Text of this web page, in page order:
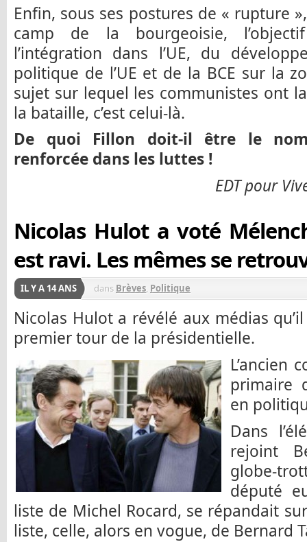
Enfin, sous ses postures de « rupture
camp de la bourgeoisie,
l’intégration dans l’UE, du
politique de l’UE et de la BCE sur la
sujet sur lequel les communistes ont
la bataille, c’est celui-là.
De quoi Fillon doit-il être le
renforcée dans les luttes !
EDT pour
Nicolas Hulot a voté
est ravi. Les mêmes se
IL Y A 14 ANS dans Brèves, Politique
Nicolas Hulot a révélé aux médias
premier tour de la présidentielle.
L’ancien
primaire
en
Dans
rejoint
globe-
député
liste de Michel Rocard, se répandait
liste, celle, alors en vogue, de Bernard